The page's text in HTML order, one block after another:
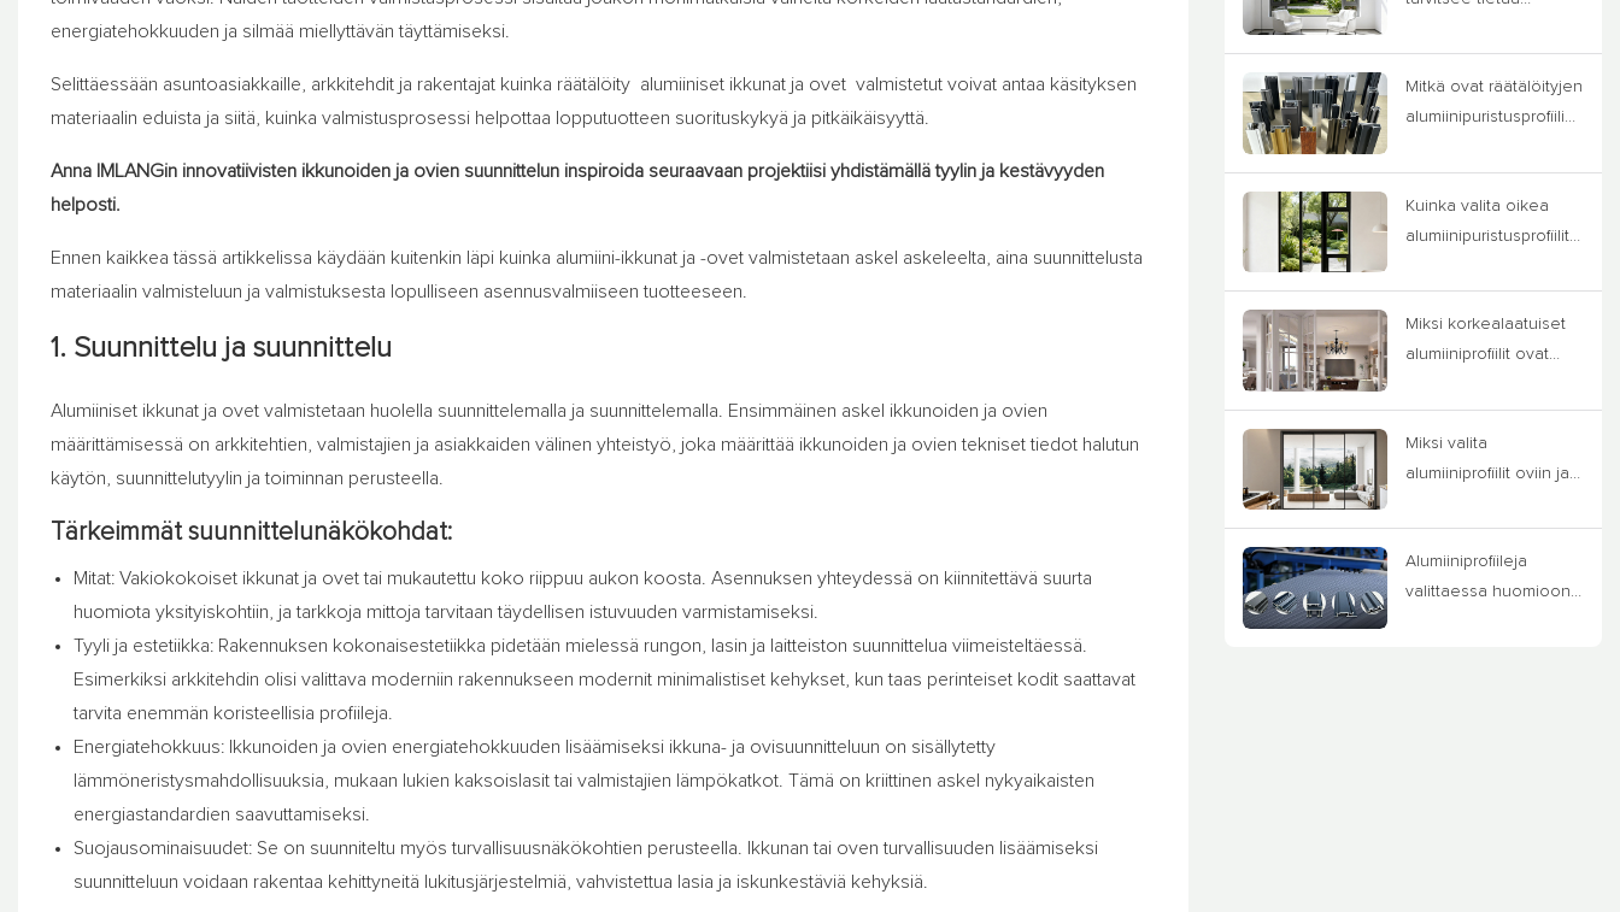
energiatehokkuuden ja silmää miellyttävän täyttämiseksi.
Selittäessään asuntoasiakkaille, arkkitehdit ja rakentajat kuinka räätälöity alumiiniset ikkunat ja ovet valmistetut voivat antaa käsityksen
materiaalin eduista ja siitä, kuinka valmistusprosessi helpottaa lopputuotteen suorituskykyä ja pitkäikäisyyttä.
Anna IMLANGin innovatiivisten ikkunoiden ja ovien suunnittelun inspiroida seuraavaan projektiisi yhdistämällä tyylin ja kestävyyden
helposti.
Ennen kaikkea tässä artikkelissa käydään kuitenkin läpi kuinka alumiini-ikkunat ja -ovet valmistetaan askel askeleelta, aina suunnittelusta
materiaalin valmisteluun ja valmistuksesta lopulliseen asennusvalmiiseen tuotteeseen.
1. Suunnittelu ja suunnittelu
Alumiiniset ikkunat ja ovet valmistetaan huolella suunnittelemalla ja suunnittelemalla. Ensimmäinen askel ikkunoiden ja ovien
määrittämisessä on arkkitehtien, valmistajien ja asiakkaiden välinen yhteistyö, joka määrittää ikkunoiden ja ovien tekniset tiedot halutun
käytön, suunnittelutyylin ja toiminnan perusteella.
Tärkeimmät suunnittelunäkökohdat:
Mitat: Vakiokokoiset ikkunat ja ovet tai mukautettu koko riippuu aukon koosta. Asennuksen yhteydessä on kiinnitettävä suurta
huomiota yksityiskohtiin, ja tarkkoja mittoja tarvitaan täydellisen istuvuuden varmistamiseksi.
Tyyli ja estetiikka: Rakennuksen kokonaisestetiikka pidetään mielessä rungon, lasin ja laitteiston suunnittelua viimeisteltäessä.
Esimerkiksi arkkitehdin olisi valittava moderniin rakennukseen modernit minimalistiset kehykset, kun taas perinteiset kodit saattavat
tarvita enemmän koristeellisia profiileja.
Energiatehokkuus: Ikkunoiden ja ovien energiatehokkuuden lisäämiseksi ikkuna- ja ovisuunnitteluun on sisällytetty
lämmöneristysmahdollisuuksia, mukaan lukien kaksoislasit tai valmistajien lämpökatkot. Tämä on kriittinen askel nykyaikaisten
energiastandardien saavuttamiseksi.
Suojausominaisuudet: Se on suunniteltu myös turvallisuusnäkökohtien perusteella. Ikkunan tai oven turvallisuuden lisäämiseksi
suunnitteluun voidaan rakentaa kehittyneitä lukitusjärjestelmiä, vahvistettua lasia ja iskunkestäviä kehyksiä.
ikkunoista
Mitkä ovat räätälöityjen
alumiinipuristusprofiilie
Kuinka valita oikea
alumiinipuristusprofiility
Miksi korkealaatuiset
alumiiniprofiilit ovat
Miksi valita
alumiiniprofiilit oviin ja
Alumiiniprofiileja
valittaessa huomioon